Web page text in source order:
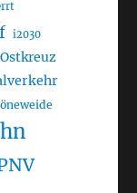
i2030
Ostkreuz